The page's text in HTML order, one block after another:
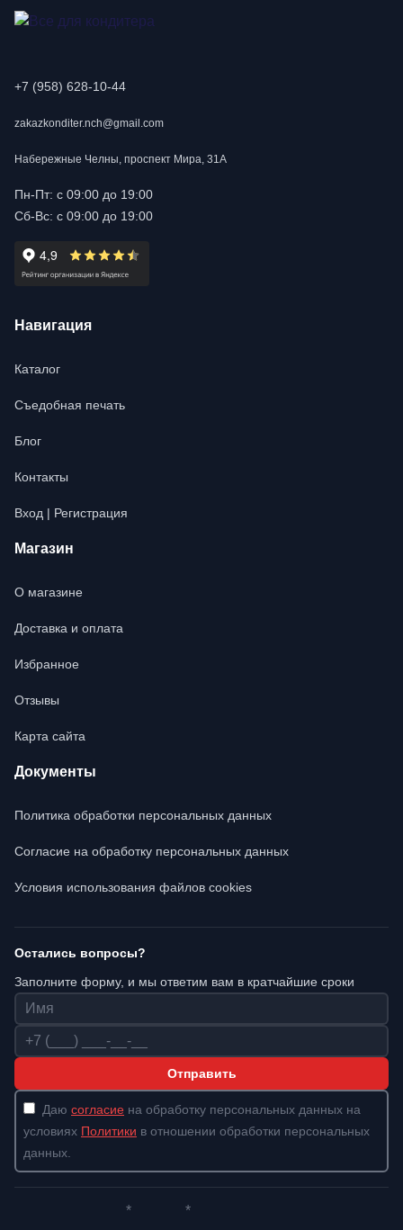
+7 (958) 628-10-44
zakazkonditer.nch@gmail.com
Набережные Челны, проспект Мира, 31А
Пн-Пт: с 09:00 до 19:00
Сб-Вс: с 09:00 до 19:00
Навигация
Каталог
Съедобная печать
Блог
Контакты
Вход | Регистрация
Магазин
О магазине
Доставка и оплата
Избранное
Отзывы
Карта сайта
Документы
Политика обработки персональных данных
Согласие на обработку персональных данных
Условия использования файлов cookies
Остались вопросы?
Заполните форму, и мы ответим вам в кратчайшие сроки
Имя
Телефон
Отправить
Даю согласие на обработку персональных данных на
условиях Политики в отношении обработки персональных
данных.
* *